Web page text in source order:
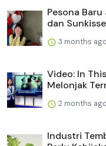
Pesona Baru
dan
3 months ago
Video: In
Melonjak
2 months ago
Industri